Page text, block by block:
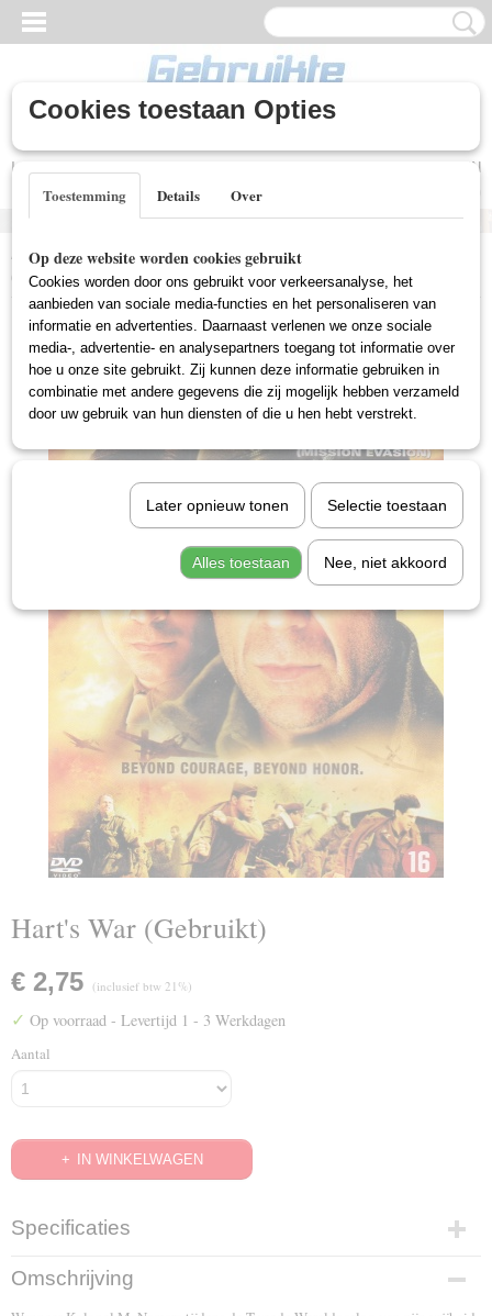
Inloggen
UW WINKELWAGEN
Home >Gebruikte DVD's>Oorlogs DVD Gebruikt
(Gebruikt)
Hart's War (Gebruikt)
€ 2,75 (inclusief btw 21%)
✓ Op voorraad - Levertijd 1 - 3 Werkdagen
Aantal
IN WINKELWAGEN
Specificaties
EAN code
8712626024811
Omschrijving
Cookies toestaan Opties
Toestemming Details Over
Op deze website worden cookies gebruikt
Cookies worden door ons gebruikt voor verkeersanalyse, het
aanbieden van sociale media-functies en het personaliseren van
informatie en advertenties. Daarnaast verlenen we onze sociale
media-, advertentie- en analysepartners toegang tot informatie over
hoe u onze site gebruikt. Zij kunnen deze informatie gebruiken in
combinatie met andere gegevens die zij mogelijk hebben verzameld
door uw gebruik van hun diensten of die u hen hebt verstrekt.
Later opnieuw tonen Selectie toestaan
Alles toestaan Nee, niet akkoord